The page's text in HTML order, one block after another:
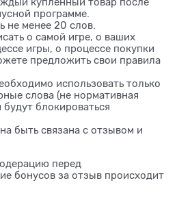
программе.
не менее 20 слов.
о самой игре, о ваших
игры, о процессе покупки
предложить свои правила
использовать только
слова (не нормативная
будут блокироваться
быть связана с отзывом и
перед
бонусов за отзыв происходит